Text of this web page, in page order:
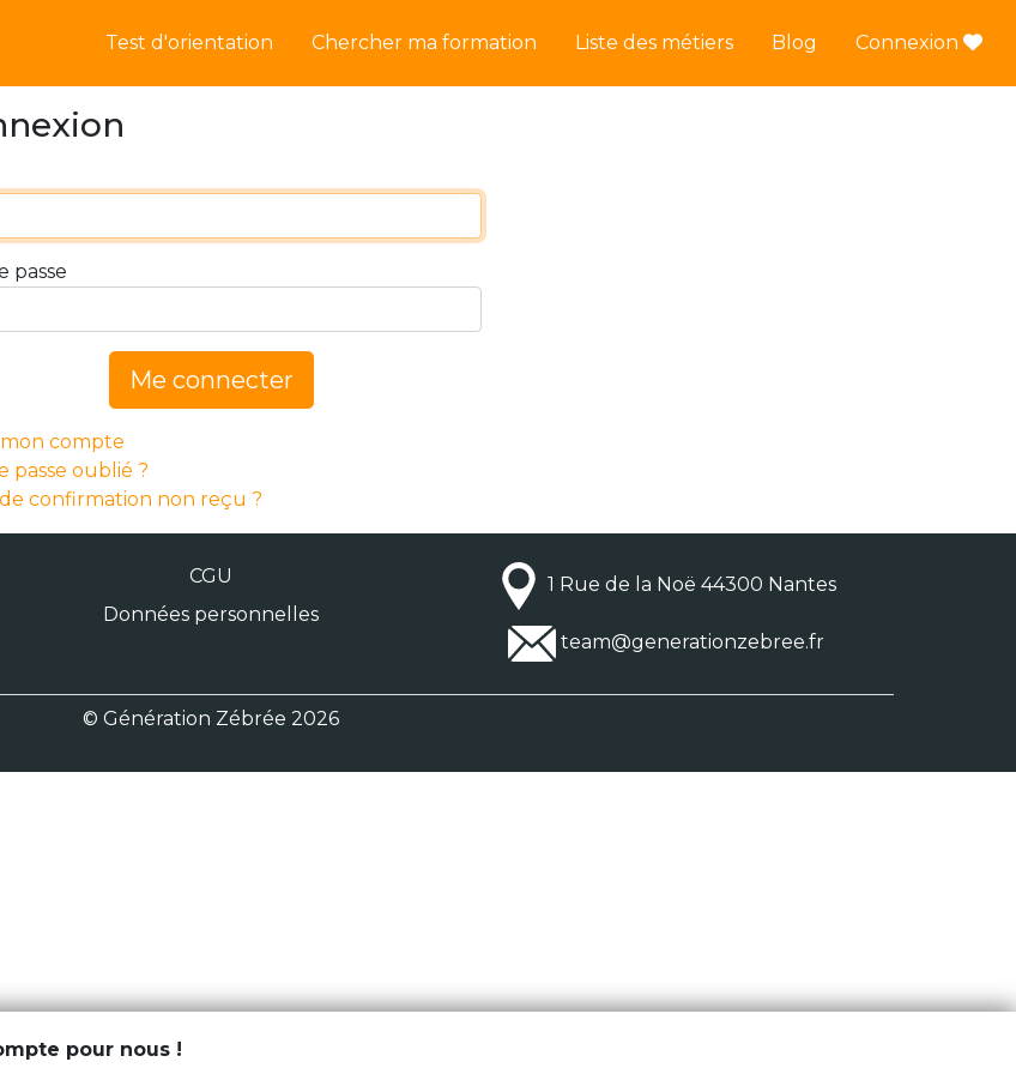
Test d'orientation Chercher ma formation Liste des métiers Blog Connexion
passe
Me connecter
compte
passe oublié ?
confirmation non reçu ?
CGU
Données personnelles
1 Rue de la Noë 44300 Nantes
team@generationzebree.fr
© Génération Zébrée 2026
pour nous !